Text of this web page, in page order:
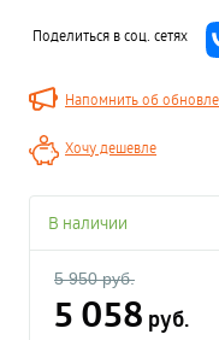
Поделиться в соц. сетях
Напомнить об
Хочу дешевле
В наличии
5 950 руб.
5 058 руб.